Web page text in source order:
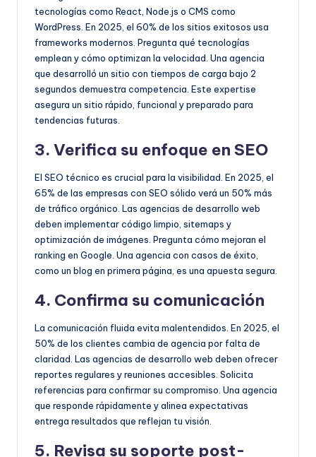
tecnologías como React, Node.js o CMS como
WordPress. En 2025, el 60% de los sitios exitosos usa
frameworks modernos. Pregunta qué tecnologías
emplean y cómo optimizan la velocidad. Una agencia
que desarrolló un sitio con tiempos de carga bajo 2
segundos demuestra competencia. Este expertise
asegura un sitio rápido, funcional y preparado para
tendencias futuras.
3. Verifica su enfoque en SEO
El SEO técnico es crucial para la visibilidad. En 2025, el
65% de las empresas con SEO sólido verá un 50% más
de tráfico orgánico. Las agencias de desarrollo web
deben implementar código limpio, sitemaps y
optimización de imágenes. Pregunta cómo mejoran el
ranking en Google. Una agencia con casos de éxito,
como un blog en primera página, es una apuesta segura.
4. Confirma su comunicación
La comunicación fluida evita malentendidos. En 2025, el
50% de los clientes cambia de agencia por falta de
claridad. Las agencias de desarrollo web deben ofrecer
reportes regulares y reuniones accesibles. Solicita
referencias para confirmar su compromiso. Una agencia
que responde rápidamente y alinea expectativas
entrega resultados que reflejan tu visión.
5. Revisa su soporte post-